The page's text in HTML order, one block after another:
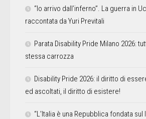
“Io arrivo dall’inferno”. La guerra in
raccontata da Yuri Previtali
Parata Disability Pride Milano 2026:
stessa carrozza
Disability Pride 2026: il diritto di
ed ascoltati, il diritto di esistere!
“L’Italia è una Repubblica fondata sul